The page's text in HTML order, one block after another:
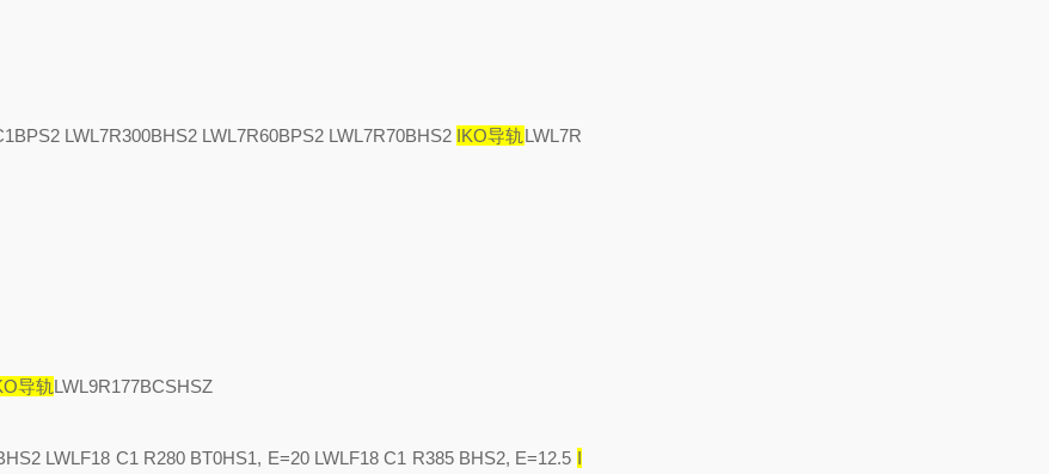
LWL7R300BHS2 LWL7R60BPS2 LWL7R70BHS2 IKO导轨 LWL7R
导轨LWL9R177BCSHSZ
LWLF18 C1 R280 BT0HS1, E=20 LWLF18 C1 R385 BHS2, E=12.5 I